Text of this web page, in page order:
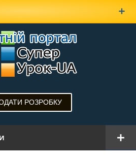
РОЗРОБКУ